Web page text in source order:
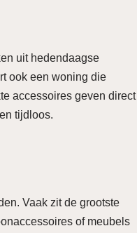
uit hedendaagse
ook een woning die
accessoires geven direct
tijdloos.
Vaak zit de grootste
of meubels